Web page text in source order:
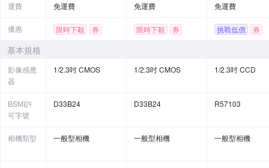
運費 免運費 免運費 免運費
優惠 限時下殺 券 限時下殺
券
挑戰低價 券
基本規格
影像感應
器
1/2.3吋 CMOS 1/2.3吋 CMOS 1/2.3吋 CCD
BSMI許
可字號
D33B24 D33B24 R57103
相機類型 一般型相機 一般型相機 一般型相機